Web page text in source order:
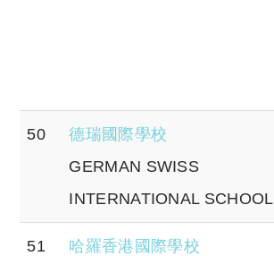
50
德瑞國際學校
GERMAN SWISS
INTERNATIONAL SCHOOL
51
哈羅香港國際學校